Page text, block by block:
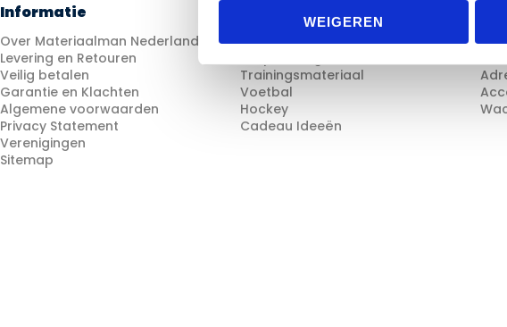
WEIGEREN
Informatie
Over Materiaalman Nederland
Levering en Retouren
Veilig betalen
Garantie en Klachten
Algemene voorwaarden
Privacy Statement
Verenigingen
Sitemap
Categorieën
Fitness
Trainingsmateriaal
Voetbal
Hockey
Cadeau Ideeën